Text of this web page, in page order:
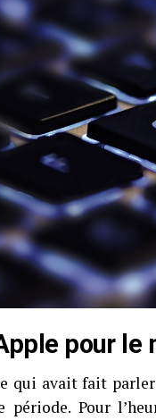
pour le
qui avait fait
période. Pour